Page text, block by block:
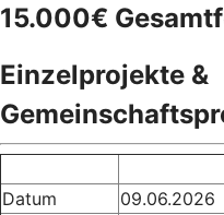
15.000€
Einzelprojekte &
Datum
09.06.2026